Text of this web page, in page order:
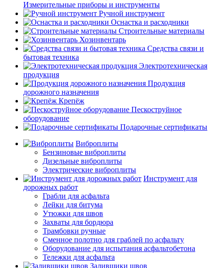
Измерительные приборы и инструменты
Ручной инструмент
Оснастка и расходники
Строительные материалы
Хозинвентарь
Средства связи и
бытовая техника
Электротехническая
продукция
Продукция
дорожного назначения
Крепёж
Пескоструйное
оборудование
Подарочные сертификаты
Виброплиты
Бензиновые виброплиты
Дизельные виброплиты
Электрические виброплиты
Инструмент для
дорожных работ
Грабли для асфальта
Лейки для битума
Утюжки для швов
Захваты для бордюра
Трамбовки ручные
Сменное полотно для граблей по асфальту
Оборудование для испытания асфальтобетона
Тележки для асфальта
Заливщики швов